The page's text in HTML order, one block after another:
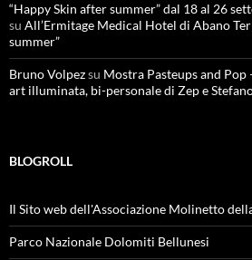
“Happy Skin after summer” dal 18 al 26
su All’Ermitage Medical Hotel di Abano
summer”
Bruno Volpezsu Mostra Pasteups and
art illuminata, bi-personale di Zep e
BLOGROLL
Il Sito web dell'Associazione Molinetto
Parco Nazionale Dolomiti Bellunesi